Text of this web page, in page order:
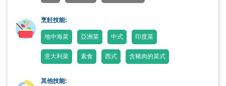
烹飪技能:
地中海菜 亞洲菜 中式 印度菜
意大利菜 素食 西式 含豬肉的菜式
其他技能: